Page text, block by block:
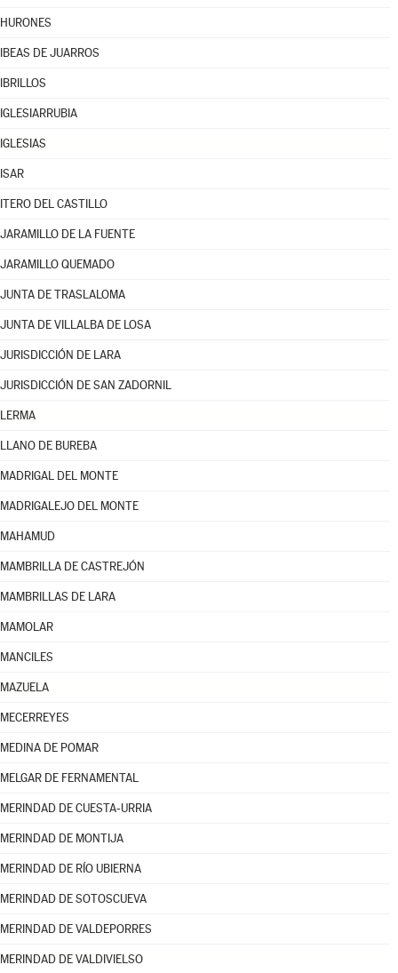
HURONES
IBEAS DE JUARROS
IBRILLOS
IGLESIARRUBIA
IGLESIAS
ISAR
ITERO DEL CASTILLO
JARAMILLO DE LA FUENTE
JARAMILLO QUEMADO
JUNTA DE TRASLALOMA
JUNTA DE VILLALBA DE LOSA
JURISDICCIÓN DE LARA
JURISDICCIÓN DE SAN ZADORNIL
LERMA
LLANO DE BUREBA
MADRIGAL DEL MONTE
MADRIGALEJO DEL MONTE
MAHAMUD
MAMBRILLA DE CASTREJÓN
MAMBRILLAS DE LARA
MAMOLAR
MANCILES
MAZUELA
MECERREYES
MEDINA DE POMAR
MELGAR DE FERNAMENTAL
MERINDAD DE CUESTA-URRIA
MERINDAD DE MONTIJA
MERINDAD DE RÍO UBIERNA
MERINDAD DE SOTOSCUEVA
MERINDAD DE VALDEPORRES
MERINDAD DE VALDIVIELSO